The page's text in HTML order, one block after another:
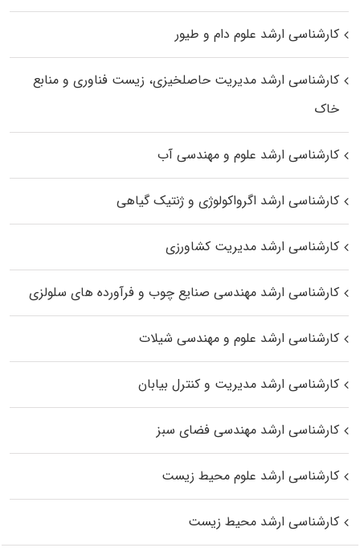
کارشناسی ارشد علوم دام و طیور
کارشناسی ارشد مدیریت حاصلخیزی، زیست فناوری و منابع
خاک
کارشناسی ارشد علوم و مهندسی آب
کارشناسی ارشد اگرواکولوژی و ژنتیک گیاهی
کارشناسی ارشد مدیریت کشاورزی
کارشناسی ارشد مهندسی صنایع چوب و فرآورده‌ های سلولزی
کارشناسی ارشد علوم و مهندسی شیلات
کارشناسی ارشد مدیریت و کنترل بیابان
کارشناسی ارشد مهندسی فضای سبز
کارشناسی ارشد علوم محیط‌ زیست
کارشناسی ارشد محیط زیست